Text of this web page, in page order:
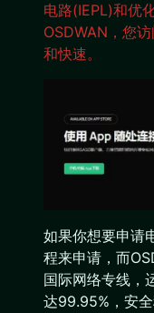
电路(IEPL)和优
OSDWAN，您
和快速。
如果你想要申请
程来申请，而
国际网络专线，
达99.95%，安